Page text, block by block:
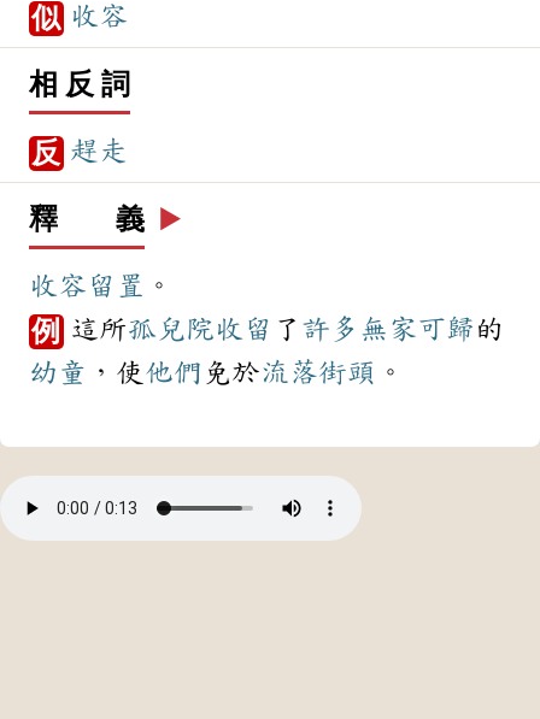
似 收容
相 反 詞
反 趕走
釋 義 ▶️
收容 留置 。
例 這所孤兒院收留 了 許多 無家可歸 的
幼童 ，使 他們 免於流落街頭 。